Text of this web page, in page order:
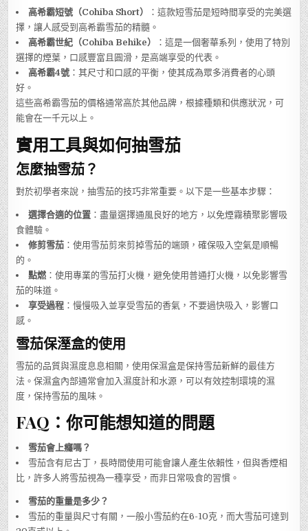
高希霸短號（Cohiba Short）
：這款短雪茄是短時間享受的完美選
擇，讓人感受到高希霸雪茄的精髓。
高希霸世紀（Cohiba Behike）
：這是一個奢華系列，使用了特別
選擇的煙葉，口感豐富且圓滑，是高端享受的代表。
高希霸4號 ：其尺寸和口感的平衡，使其成為眾多消費者的心頭
好。
這些高希霸雪茄的價格通常高於其他品牌，根據種類和供應狀況，可
能會在一千元以上。
實用工具與如何抽雪茄
怎麼抽雪茄？
對於初學者來說，抽雪茄的技巧非常重要。以下是一些基本步驟：
選擇合適的位置 ：盡量選擇通風良好的地方，以免煙霧積聚影響吸
食體驗。
修剪雪茄 ：使用雪茄剪來剪掉雪茄的端頭，確保吸入空氣是順暢
的。
點燃 ：使用專業的雪茄打火機，避免使用普通打火機，以免影響雪
茄的味道。
享受過程 ：慢慢吸入並享受雪茄的香氣，不要過快吸入，影響口
感。
雪茄保溼盒的使用
雪茄的品質與濕度息息相關，使用保濕盒是保持雪茄新鮮的最佳方
法。保濕盒內部通常會加入濕度計和水源，可以有效控制環境的濕
度，保持雪茄的風味。
FAQ：你可能想知道的問題
雪茄會上癮嗎？
雪茄含有尼古丁，長時間使用可能會讓人產生依賴性，但與香煙相
比，許多人將雪茄視為一種享受，而非日常吸食的習慣。
雪茄的重量是多少？
雪茄的重量與尺寸有關，一般小雪茄約在6-10克，而大雪茄可達到